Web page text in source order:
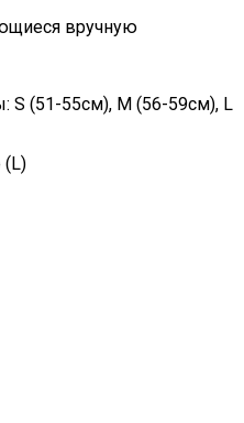
вручную
S (51-55см), M (56-59см), L
(L)